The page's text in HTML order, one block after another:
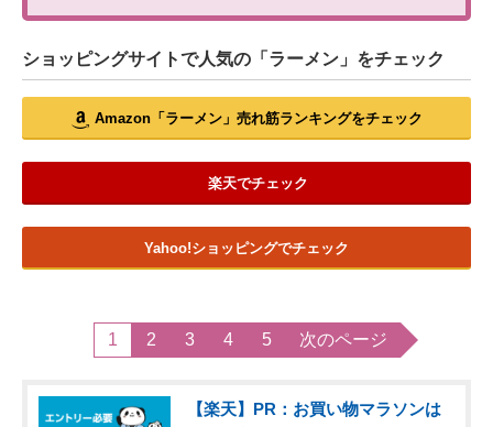
ショッピングサイトで人気の「ラーメン」をチェック
Amazon「ラーメン」売れ筋ランキングをチェック
楽天でチェック
Yahoo!ショッピングでチェック
1 2 3 4 5 次のページ
【楽天】PR：お買い物マラソンは